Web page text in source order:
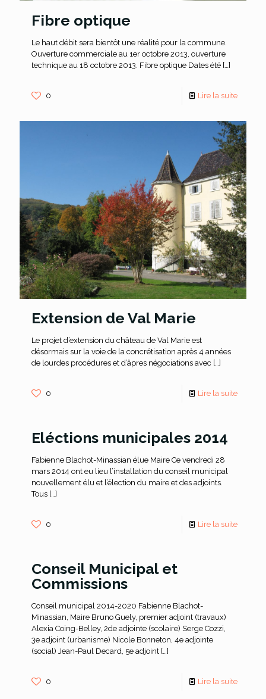
Fibre optique
Le haut débit sera bientôt une réalité pour la commune.
Ouverture commerciale au 1er octobre 2013, ouverture
technique au 18 octobre 2013. Fibre optique Dates été […]
0 Lire la suite
Extension de Val Marie
Le projet d’extension du château de Val Marie est
désormais sur la voie de la concrétisation après 4 années
de lourdes procédures et d’âpres négociations avec […]
0 Lire la suite
Eléctions municipales 2014
Fabienne Blachot-Minassian élue Maire Ce vendredi 28
mars 2014 ont eu lieu l’installation du conseil municipal
nouvellement élu et l’élection du maire et des adjoints.
Tous […]
0 Lire la suite
Conseil Municipal et
Commissions
Conseil municipal 2014-2020 Fabienne Blachot-
Minassian, Maire Bruno Guely, premier adjoint (travaux)
Alexia Coing-Belley, 2de adjointe (scolaire) Serge Cozzi,
3e adjoint (urbanisme) Nicole Bonneton, 4e adjointe
(social) Jean-Paul Decard, 5e adjoint […]
0 Lire la suite